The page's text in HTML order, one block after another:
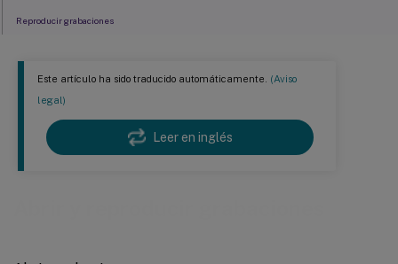
Este artículo ha sido traducido automáticamente. (Aviso
legal)
Leer en inglés
Reproducir grabaciones
Usar el control deslizante
Resaltar los periodos de inactividad de las sesiones grabadas